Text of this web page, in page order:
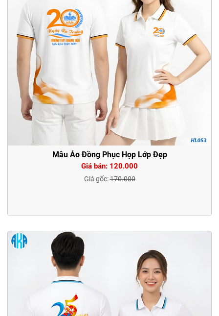
Mẫu Áo Đồng Phục Họp Lớp Đẹp
Giá bán: 120.000
Giá gốc:170.000